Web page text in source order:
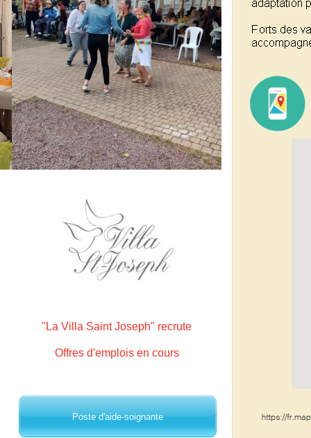
Poste d'aide-soignante
"La Villa Saint Joseph" recrute
Offres d'emplois en cours